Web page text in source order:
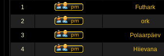
1
Futhark
2 ork
3 Polaarpäev
4 Hiievana